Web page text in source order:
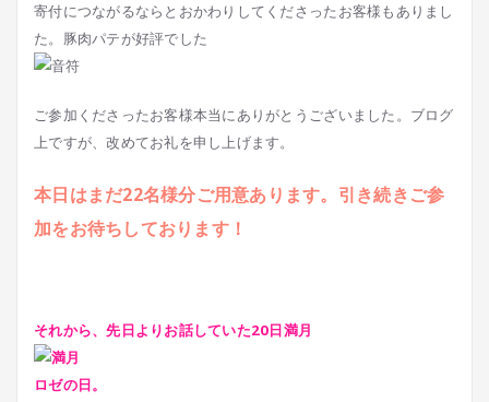
寄付につながるならとおかわりしてくださったお客様もありまし
た。豚肉パテが好評でした
ご参加くださったお客様本当にありがとうございました。ブログ
上ですが、改めてお礼を申し上げます。
本日はまだ22名様分ご用意あります。引き続きご参
加をお待ちしております！
それから、先日よりお話していた20日満月
ロゼの日。